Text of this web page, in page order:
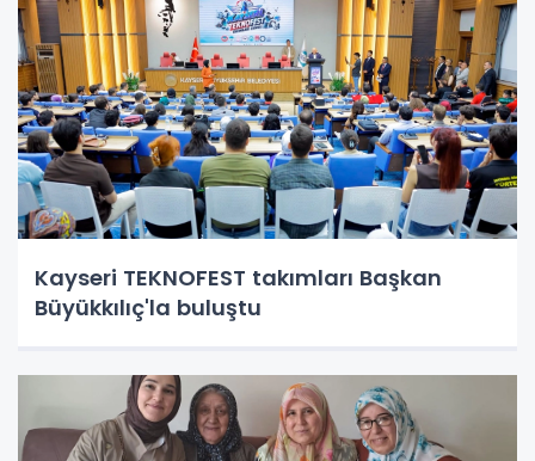
Kayseri TEKNOFEST takımları Başkan
Büyükkılıç'la buluştu